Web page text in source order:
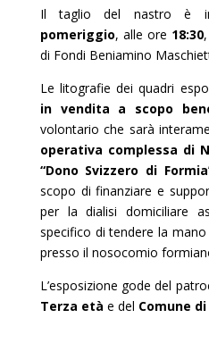
Il taglio del nastro è
pomeriggio, alle ore 18:30
di Fondi Beniamino
Le litografie dei quadri
in vendita a scopo
volontario che sarà
operativa complessa di
“Dono Svizzero di
scopo di finanziare e
per la dialisi domiciliare
specifico di tendere la
presso il nosocomio
L’esposizione gode del
Terza età e del Comune